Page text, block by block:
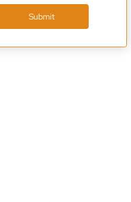
Submit